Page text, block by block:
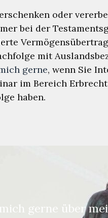
oder
bei der
mit
gerne, wenn Sie
im Bereich
haben.
gerne über